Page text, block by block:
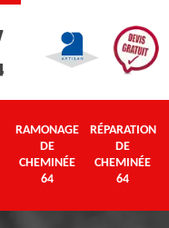
RAMONAGE
DE
CHEMINÉE
64
RÉPARATION
DE
CHEMINÉE
64